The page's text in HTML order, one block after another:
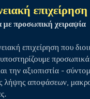
επιχείρηση
με προσωπική χειραψία
επιχείρηση που
την αξιοπιστία -
λήψης αποφάσεων,